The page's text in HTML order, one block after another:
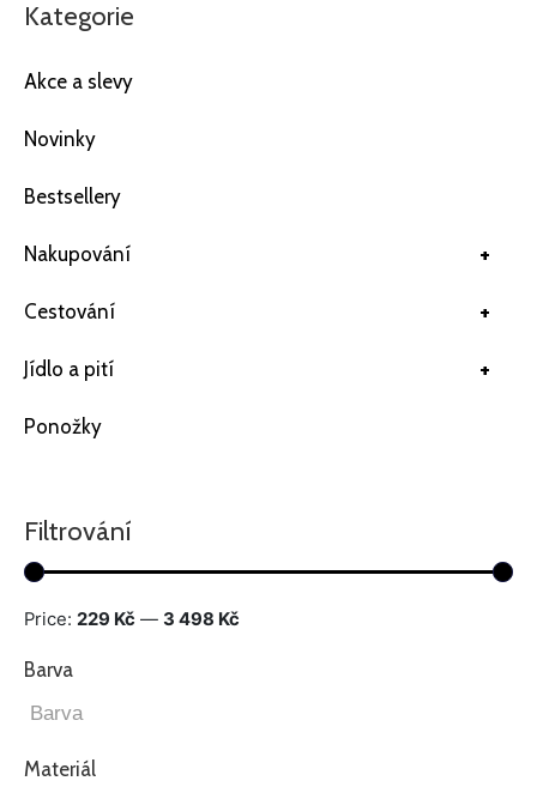
Kategorie
Akce a slevy
Novinky
Bestsellery
+
Nakupování
+
Cestování
+
Jídlo a pití
Ponožky
Filtrování
Price: 229 Kč — 3 498 Kč
Barva
Materiál